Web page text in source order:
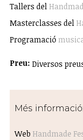
Tallers del
Masterclasses del
Programació
Preu: Diversos
Més informació:
Web Handmade